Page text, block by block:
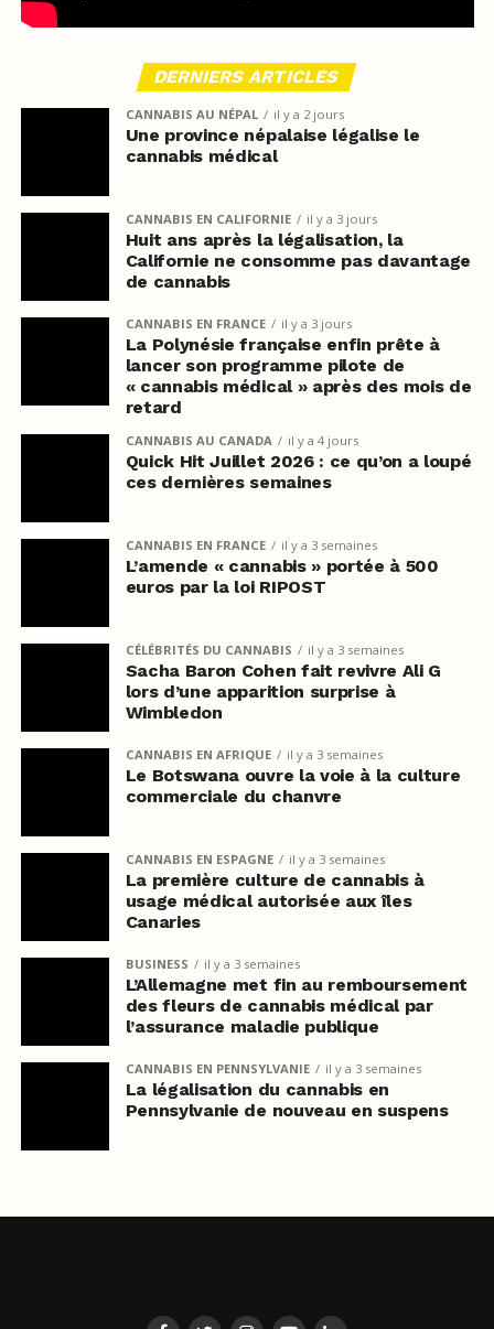
DERNIERS ARTICLES
CANNABIS AU NÉPAL il y a 2 jours
Une province népalaise légalise le
cannabis médical
CANNABIS EN CALIFORNIE il y a 3 jours
Huit ans après la légalisation, la
Californie ne consomme pas davantage
de cannabis
CANNABIS EN FRANCE il y a 3 jours
La Polynésie française enfin prête à
lancer son programme pilote de
« cannabis médical » après des mois de
retard
CANNABIS AU CANADA il y a 4 jours
Quick Hit Juillet 2026 : ce qu’on a loupé
ces dernières semaines
CANNABIS EN FRANCE il y a 3 semaines
L’amende « cannabis » portée à 500
euros par la loi RIPOST
CÉLÉBRITÉS DU CANNABIS il y a 3 semaines
Sacha Baron Cohen fait revivre Ali G
lors d’une apparition surprise à
Wimbledon
CANNABIS EN AFRIQUE il y a 3 semaines
Le Botswana ouvre la voie à la culture
commerciale du chanvre
CANNABIS EN ESPAGNE il y a 3 semaines
La première culture de cannabis à
usage médical autorisée aux îles
Canaries
BUSINESS il y a 3 semaines
L’Allemagne met fin au remboursement
des fleurs de cannabis médical par
l’assurance maladie publique
CANNABIS EN PENNSYLVANIE il y a 3 semaines
La légalisation du cannabis en
Pennsylvanie de nouveau en suspens